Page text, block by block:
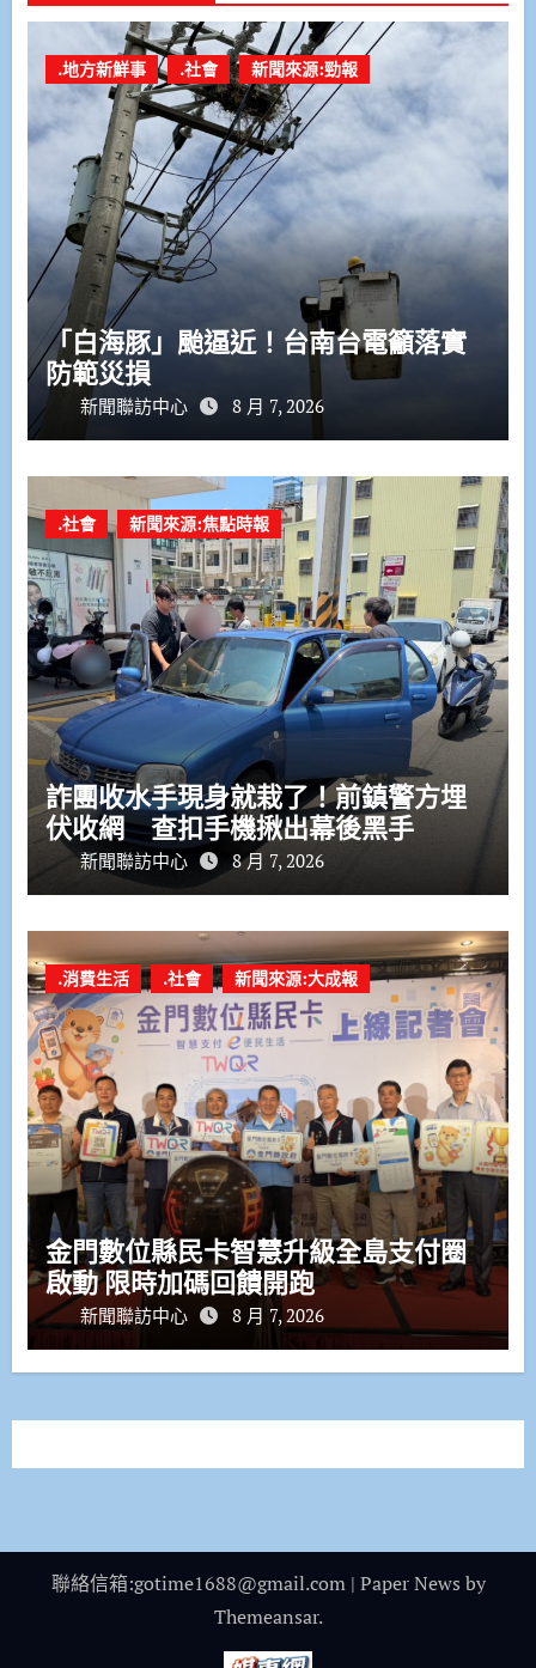
.地方新鮮事 .社會 新聞來源:勁報
「白海豚」颱逼近！台南台電籲落實
防範災損
新聞聯訪中心 8 月 7, 2026
.社會 新聞來源:焦點時報
詐團收水手現身就栽了！前鎮警方埋
伏收網 查扣手機揪出幕後黑手
新聞聯訪中心 8 月 7, 2026
.消費生活 .社會 新聞來源:大成報
金門數位縣民卡智慧升級全島支付圈
啟動 限時加碼回饋開跑
新聞聯訪中心 8 月 7, 2026
聯絡信箱:gotime1688@gmail.com | Paper News by
Themeansar.